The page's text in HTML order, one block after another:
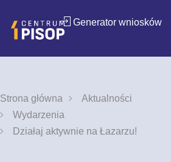
Generator wniosków
Strona główna
Aktualności
Wydarzenia
Działaj aktywnie na Łazarzu!